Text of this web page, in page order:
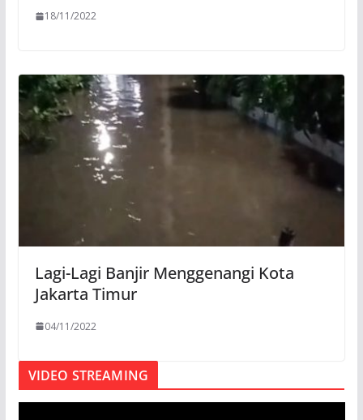
18/11/2022
Lagi-Lagi Banjir Menggenangi Kota
Jakarta Timur
04/11/2022
VIDEO STREAMING